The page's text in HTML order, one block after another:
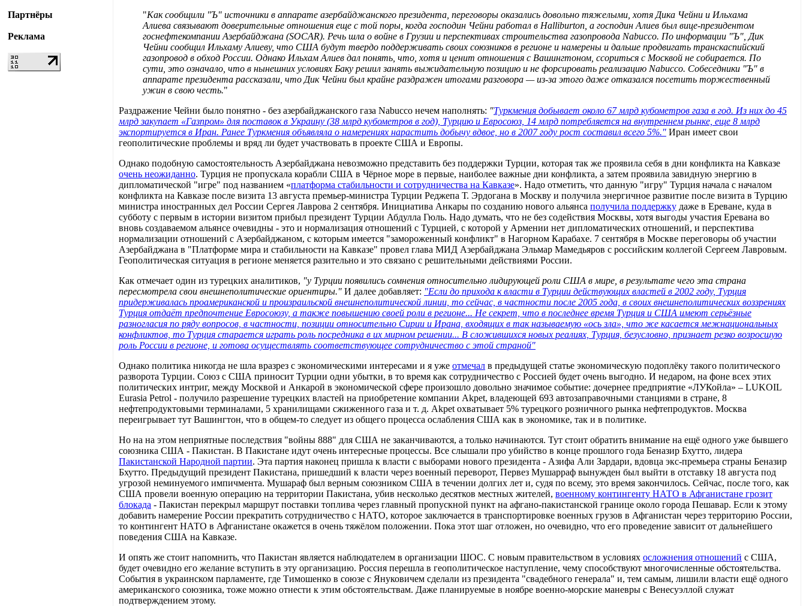
Партнёры
Реклама
"Как сообщили "Ъ" источники в аппарате азербайджанского президента, переговоры оказались довольно тяжелыми, хотя Дика Чейни и Ильхама
Алиева связывают доверительные отношения еще с той поры, когда господин Чейни работал в Halliburton, а господин Алиев был вице-президентом
госнефтекомпании Азербайджана (SOCAR). Речь шла о войне в Грузии и перспективах строительства газопровода Nabucco. По информации "Ъ", Дик
Чейни сообщил Ильхаму Алиеву, что США будут твердо поддерживать своих союзников в регионе и намерены и дальше продвигать транскаспийский
газопровод в обход России. Однако Ильхам Алиев дал понять, что, хотя и ценит отношения с Вашингтоном, ссориться с Москвой не собирается. По
сути, это означало, что в нынешних условиях Баку решил занять выжидательную позицию и не форсировать реализацию Nabucco. Собеседники "Ъ" в
аппарате президента рассказали, что Дик Чейни был крайне раздражен итогами разговора — из-за этого даже отказался посетить торжественный
ужин в свою честь."
Раздражение Чейни было понятно - без азербайджанского газа Nabucco нечем наполнять: "Туркмения добывает около 67 млрд кубометров газа в год. Из них до 45
млрд закупает «Газпром» для поставок в Украину (38 млрд кубометров в год), Турцию и Евросоюз, 14 млрд потребляется на внутреннем рынке, еще 8 млрд
экспортируется в Иран. Ранее Туркмения объявляла о намерениях нарастить добычу вдвое, но в 2007 году рост составил всего 5%." Иран имеет свои
геополитические проблемы и вряд ли будет участвовать в проекте США и Европы.
Однако подобную самостоятельность Азербайджана невозможно представить без поддержки Турции, которая так же проявила себя в дни конфликта на Кавказе
очень неожиданно. Турция не пропускала корабли США в Чёрное море в первые, наиболее важные дни конфликта, а затем проявила завидную энергию в
дипломатической "игре" под названием «платформа стабильности и сотрудничества на Кавказе». Надо отметить, что данную "игру" Турция начала с началом
конфликта на Кавказе после визита 13 августа премьер-министра Турции Реджепа Т. Эрдогана в Москву и получила энергичное развитие после визита в Турцию
министра иностранных дел России Сергея Лаврова 2 сентября. Инициатива Анкары по созданию нового альянса получила поддержку даже в Ереване, куда в
субботу с первым в истории визитом прибыл президент Турции Абдулла Гюль. Надо думать, что не без содействия Москвы, хотя выгоды участия Еревана во
вновь создаваемом альянсе очевидны - это и нормализация отношений с Турцией, с которой у Армении нет дипломатических отношений, и перспектива
нормализации отношений с Азербайджаном, с которым имеется "замороженный конфликт" в Нагорном Карабахе. 7 сентября в Москве переговоры об участии
Азербайджана в "Платформе мира и стабильности на Кавказе" провел глава МИД Азербайджана Эльмар Мамедьяров с российским коллегой Сергеем Лавровым.
Геополитическая ситуация в регионе меняется разительно и это связано с решительными действиями России.
Как отмечает один из турецких аналитиков, "у Турции появились сомнения относительно лидирующей роли США в мире, в результате чего эта страна
пересмотрела свои внешнеполитические ориентиры." И далее добавляет: "Если до прихода к власти в Турции действующих властей в 2002 году, Турция
придерживалась проамериканской и произраильской внешнеполитической линии, то сейчас, в частности после 2005 года, в своих внешнеполитических воззрениях
Турция отдаёт предпочтение Евросоюзу, а также повышению своей роли в регионе... Не секрет, что в последнее время Турция и США имеют серьёзные
разногласия по ряду вопросов, в частности, позиции относительно Сирии и Ирана, входящих в так называемую «ось зла», что же касается межнациональных
конфликтов, то Турция старается играть роль посредника в их мирном решении... В сложившихся новых реалиях, Турция, безусловно, признает резко возросшую
роль России в регионе, и готова осуществлять соответствующее сотрудничество с этой страной"
Однако политика никогда не шла вразрез с экономическими интересами и я уже отмечал в предыдущей статье экономическую подоплёку такого политического
разворота Турции. Союз с США приносит Турции одни убытки, в то время как сотрудничество с Россией будет очень выгодно. И недаром, на фоне всех этих
политических интриг, между Москвой и Анкарой в экономической сфере произошло довольно значимое событие: дочернее предприятие «ЛУКойла» – LUKOIL
Eurasia Petrol - получило разрешение турецких властей на приобретение компании Akpet, владеющей 693 автозаправочными станциями в стране, 8
нефтепродуктовыми терминалами, 5 хранилищами сжиженного газа и т. д. Akpet охватывает 5% турецкого розничного рынка нефтепродуктов. Москва
переигрывает тут Вашингтон, что в общем-то следует из общего процесса ослабления США как в экономике, так и в политике.
Но на на этом неприятные последствия "войны 888" для США не заканчиваются, а только начинаются. Тут стоит обратить внимание на ещё одного уже бывшего
союзника США - Пакистан. В Пакистане идут очень интересные процессы. Все слышали про убийство в конце прошлого года Беназир Бхутто, лидера
Пакистанской Народной партии. Эта партия наконец пришла к власти с выборами нового президента - Азифа Али Зардари, вдовца экс-премьера страны Беназир
Бхутто. Предыдущий президент Пакистана, пришедший к власти через военный переворот, Первез Мушарраф вынужден был выйти в отставку 18 августа под
угрозой неминуемого импичмента. Мушараф был верным союзником США в течении долгих лет и, судя по всему, это время закончилось. Сейчас, после того, как
США провели военную операцию на территории Пакистана, убив несколько десятков местных жителей, военному контингенту НАТО в Афганистане грозит
блокада - Пакистан перекрыл маршрут поставки топлива через главный пропускной пункт на афгано-пакистанской границе около города Пешавар. Если к этому
добавить намерение России прекратить сотрудничество с НАТО, которое заключается в транспортировке военных грузов в Афганистан через территорию России,
то контингент НАТО в Афганистане окажется в очень тяжёлом положении. Пока этот шаг отложен, но очевидно, что его проведение зависит от дальнейшего
поведения США на Кавказе.
И опять же стоит напомнить, что Пакистан является наблюдателем в организации ШОС. С новым правительством в условиях осложнения отношений с США,
будет очевидно его желание вступить в эту организацию. Россия перешла в геополитическое наступление, чему способствуют многочисленные обстоятельства.
События в украинском парламенте, где Тимошенко в союзе с Януковичем сделали из президента "свадебного генерала" и, тем самым, лишили власти ещё одного
американского союзника, тоже можно отнести к этим обстоятельствам. Даже планируемые в ноябре военно-морские маневры с Венесуэллой служат
подтверждением этому.